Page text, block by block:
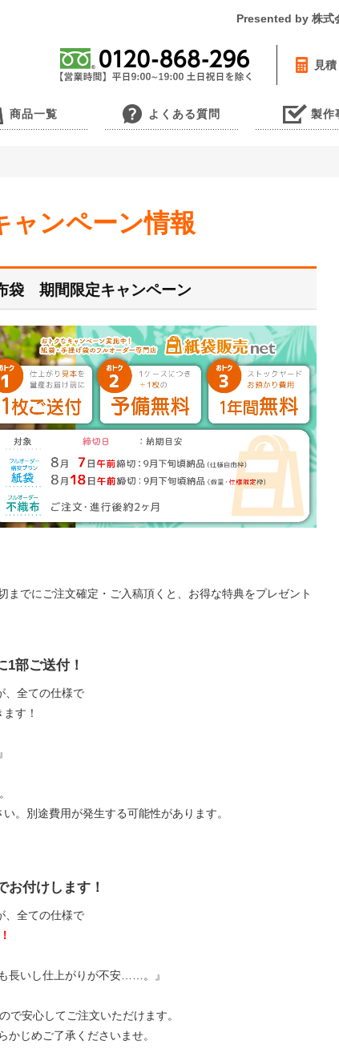
Presented by 株式
見
商品一覧 よくある質問 製作
ャンペーン情報
袋 期間限定キャンペーン
でにご注文確定・ご入稿頂くと、お得な特典をプレゼント
部ご送付！
、全ての仕様で
す！
。別途費用が発生する可能性があります。
お付けします！
、全ての仕様で
長いし仕上がりが不安……。』
で安心してご注文いただけます。
じめご了承くださいませ。